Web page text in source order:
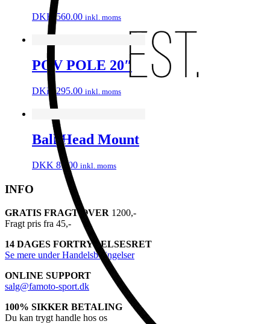
DKK 560.00 inkl. moms
POV POLE 20″
DKK295.00 inkl. moms
Ball Head Mount
DKK 80.00 inkl. moms
INFO
GRATIS FRAGT OVER 1200,-
Fragt pris fra 45,-
14 DAGES FORTRYDELSESRET
Se mere under Handelsbetingelser
ONLINE SUPPORT
salg@famoto-sport.dk
100% SIKKER BETALING
Du kan trygt handle hos os